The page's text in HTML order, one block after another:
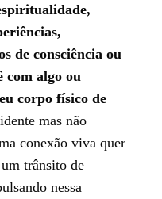
de consciência ou
com algo ou
corpo físico de
mas não
conexão viva quer
trânsito de
nessa